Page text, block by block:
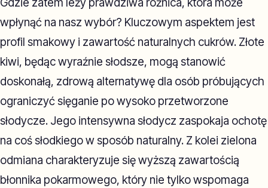
Gdzie zatem leży prawdziwa różnica, która może
wpłynąć na nasz wybór? Kluczowym aspektem jest
profil smakowy i zawartość naturalnych cukrów. Złote
kiwi, będąc wyraźnie słodsze, mogą stanowić
doskonałą, zdrową alternatywę dla osób próbujących
ograniczyć sięganie po wysoko przetworzone
słodycze. Jego intensywna słodycz zaspokaja ochotę
na coś słodkiego w sposób naturalny. Z kolei zielona
odmiana charakteryzuje się wyższą zawartością
błonnika pokarmowego, który nie tylko wspomaga